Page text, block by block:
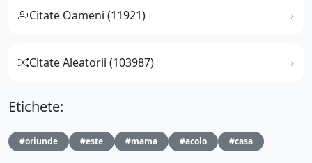
Citate Oameni (11921)
Citate Aleatorii (103987)
Etichete:
#oriunde #este #mama #acolo #casa